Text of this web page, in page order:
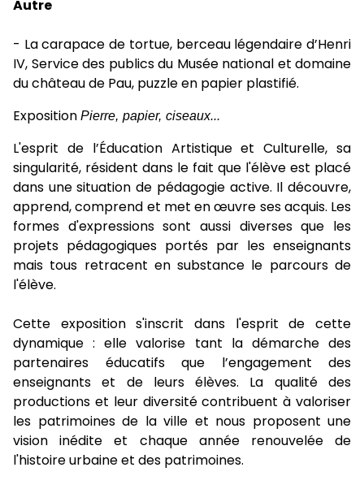
Autre
- La carapace de tortue, berceau légendaire d’Henri
IV, Service des publics du Musée national et domaine
du château de Pau, puzzle en papier plastifié.
ExpositionPierre, papier, ciseaux...
L'esprit de l’Éducation Artistique et Culturelle, sa
singularité, résident dans le fait que l'élève est placé
dans une situation de pédagogie active. Il découvre,
apprend, comprend et met en œuvre ses acquis. Les
formes d'expressions sont aussi diverses que les
projets pédagogiques portés par les enseignants
mais tous retracent en substance le parcours de
l'élève.
Cette exposition s'inscrit dans l'esprit de cette
dynamique : elle valorise tant la démarche des
partenaires éducatifs que l’engagement des
enseignants et de leurs élèves. La qualité des
productions et leur diversité contribuent à valoriser
les patrimoines de la ville et nous proposent une
vision inédite et chaque année renouvelée de
l'histoire urbaine et des patrimoines.